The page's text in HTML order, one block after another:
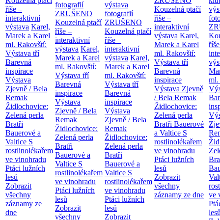
říše –
interaktivní
výstava Karel,
Marek a Karel
ml. Rakovští:
Výstava tří
Barevná
inspirace
Výstava
Zjevně / Bela
Remak
Židlochovice:
Zelená perla
Bratři
Bauerové a
Valtice S
rostlinolékařem
ve vinohradu
Ptáci lužních
lesů
Zobrazit
všechny
záznamy ze
dne
fotografií
ZRUŠENO
Kouzelná ptačí
říše –
interaktivní
výstava Karel,
Marek a Karel
ml. Rakovští:
Výstava tří
Barevná
inspirace
Výstava
Zjevně / Bela
Remak
Židlochovice:
Zelená perla
Bratři
Bauerové a
Valtice S
rostlinolékařem
ve vinohradu
Ptáci lužních
lesů
Zobrazit
všechny
výstava
fotografií
ZRUŠENO
Kouzelná ptačí
říše –
interaktivní
výstava Karel,
Marek a Karel
ml. Rakovští:
Výstava tří
Barevná
inspirace
Výstava
Zjevně / Bela
Remak
Židlochovice:
Zelená perla
Bratři
Bauerové a
Valtice S
rostlinolékařem
ve vinohradu
Ptáci lužních
lesů
Zobrazit
Kouzelná ptačí
říše –
interaktivní
výstava Karel,
Marek a Karel
ml. Rakovští:
Výstava tří
Barevná
inspirace
Výstava Zjevně
/ Bela Remak
Židlochovice:
Zelená perla
Bratři Bauerové
a Valtice S
rostlinolékařem
ve vinohradu
Ptáci lužních
lesů
Zobrazit
všechny
záznamy ze dne
ml.
ve